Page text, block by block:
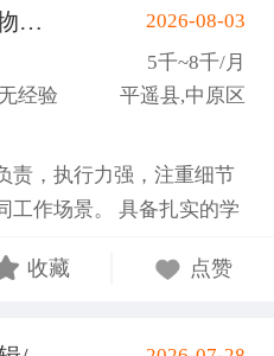
项目申报书的撰写。
月-2024年6月在研究生管
责硕士、博士研究生开
秘书工作，同时负责研究
生日常事务管理工作，与
2025年4月-2025年7月在
要负责毕业生论文查重、
及协助图书馆老师与学生
织管理能力强，在读期
农/林/牧/渔业,物业管理,环保,物流/仓储,人事/行政/后勤
2026-08-03
5千~8千/月
经验
平遥县,中原区
责，执行力强，注重细节
工作场景。 具备扎实的学
拥有较强的团队协作与跨
收藏 点赞